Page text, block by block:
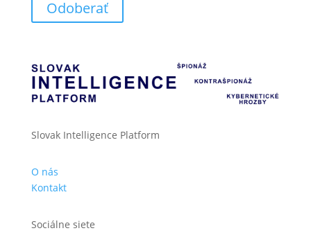
Odoberať
Slovak Intelligence Platform
O nás
Kontakt
Sociálne siete